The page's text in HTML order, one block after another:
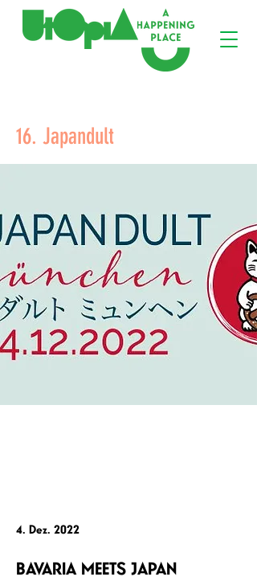
16. Japandult
4. Dez. 2022
BAVARIA MEETS JAPAN